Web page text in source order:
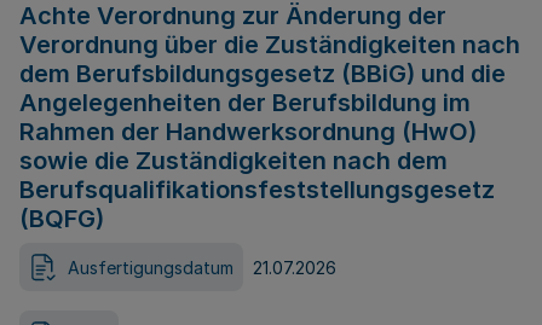
Achte Verordnung zur Änderung der
Verordnung über die Zuständigkeiten nach
dem Berufsbildungsgesetz (BBiG) und die
Angelegenheiten der Berufsbildung im
Rahmen der Handwerksordnung (HwO)
sowie die Zuständigkeiten nach dem
Berufsqualifikationsfeststellungsgesetz
(BQFG)
Ausfertigungsdatum 21.07.2026